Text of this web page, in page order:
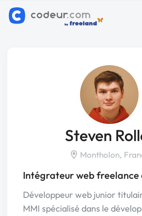
Steven
Montholon,
Intégrateur web freelance
Développeur web junior
MMI spécialisé dans le